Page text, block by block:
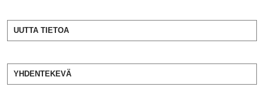
UUTTA TIETOA
YHDENTEKEVÄ